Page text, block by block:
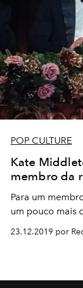
POP CULTURE
Kate
membro da
Para um
um pouco mais
23.12.2019 por